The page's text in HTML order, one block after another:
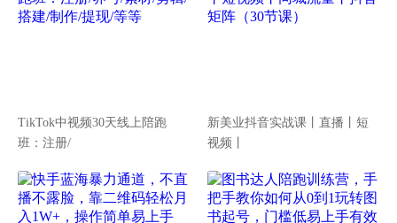
TikTok中视频30天线上陪跑
班：注册/
新美业抖音实战课丨直播丨短
视频丨